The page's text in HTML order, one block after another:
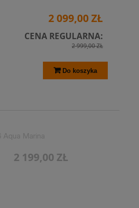
2 099,00 ZŁ
CENA REGULARNA:
2 999,00 ZŁ
Do koszyka
2 199,00 ZŁ